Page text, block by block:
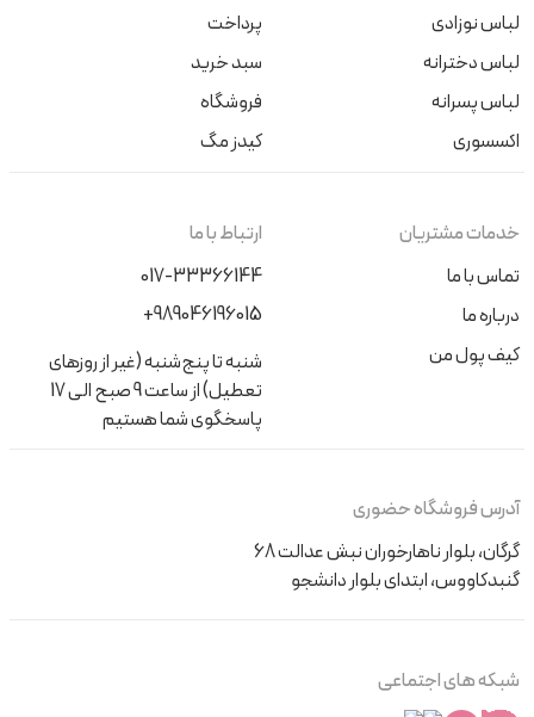
لباس نوزادی
لباس دخترانه
لباس پسرانه
اکسسوری
پرداخت
سبد خرید
فروشگاه
کیدز مگ
خدمات مشتریان
تماس با ما
درباره ما
کیف پول من
ارتباط با ما
017-33366144
+989046196015
شنبه تا پنج‌شنبه (غیر از روزهای
تعطیل) از ساعت 9 صبح الی 17
پاسخگوی شما هستیم
آدرس فروشگاه حضوری
گرگان، بلوار ناهارخوران نبش عدالت 68
گنبدکاووس، ابتدای بلوار دانشجو
شبکه های اجتماعی